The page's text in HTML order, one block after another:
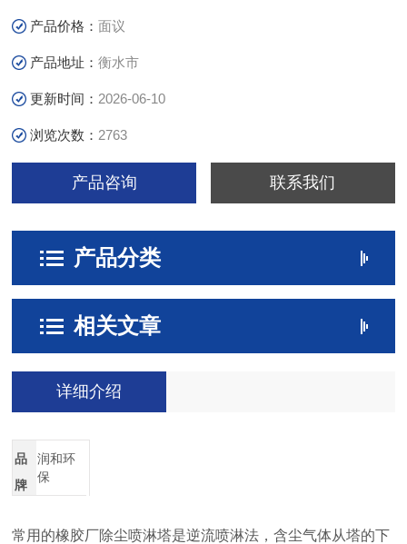
产品价格：面议
产品地址：衡水市
更新时间： 2026-06-10
浏览次数： 2763
产品咨询 联系我们
产品分类
相关文章
详细介绍
品
牌
润和环
保
常用的橡胶厂除尘喷淋塔是逆流喷淋法，含尘气体从塔的下